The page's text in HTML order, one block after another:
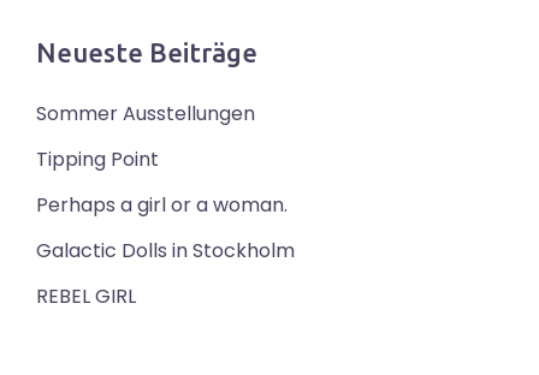
Neueste Beiträge
Sommer Ausstellungen
Tipping Point
Perhaps a girl or a woman.
Galactic Dolls in Stockholm
REBEL GIRL